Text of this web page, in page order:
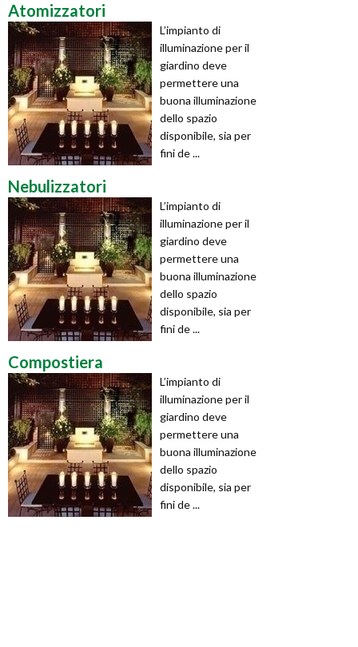
Atomizzatori
L’impianto di
illuminazione per il
giardino deve
permettere una
buona illuminazione
dello spazio
disponibile, sia per
fini de ...
Nebulizzatori
L’impianto di
illuminazione per il
giardino deve
permettere una
buona illuminazione
dello spazio
disponibile, sia per
fini de ...
Compostiera
L’impianto di
illuminazione per il
giardino deve
permettere una
buona illuminazione
dello spazio
disponibile, sia per
fini de ...